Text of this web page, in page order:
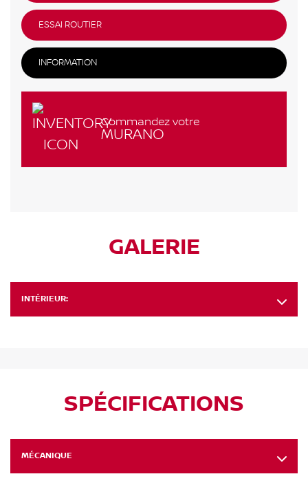
GALERIE
INTÉRIEUR:
SPÉCIFICATIONS
MÉCANIQUE
ESSAI ROUTIER
INFORMATION
Commandez votre
MURANO